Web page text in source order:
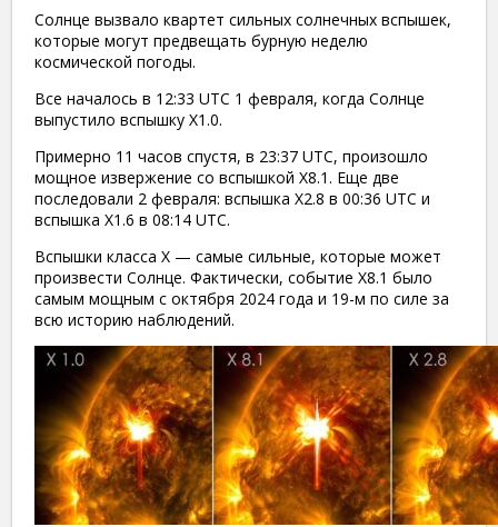
Солнце вызвало квартет сильных солнечных вспышек,
которые могут предвещать бурную неделю
космической погоды.
Все началось в 12:33 UTC 1 февраля, когда Солнце
выпустило вспышку X1.0.
Примерно 11 часов спустя, в 23:37 UTC, произошло
мощное извержение со вспышкой X8.1. Еще две
последовали 2 февраля: вспышка X2.8 в 00:36 UTC и
вспышка X1.6 в 08:14 UTC.
Вспышки класса X — самые сильные, которые может
произвести Солнце. Фактически, событие X8.1 было
самым мощным с октября 2024 года и 19-м по силе за
всю историю наблюдений.